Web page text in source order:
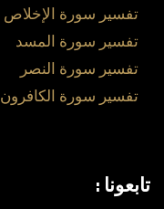
تفسير سورة الإخلاص
تفسير سورة المسد
تفسير سورة النصر
تفسير سورة الكافرون
تابعونا :